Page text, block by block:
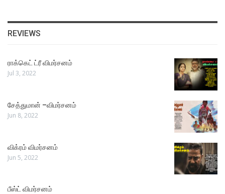
REVIEWS
ராக்கெட் ட்ரீ விமர்சனம்
Jul 3, 2022
சேத்துமான் –விமர்சனம்
Jun 8, 2022
விக்ரம் விமர்சனம்
Jun 5, 2022
பீஸ்ட் விமர்சனம்